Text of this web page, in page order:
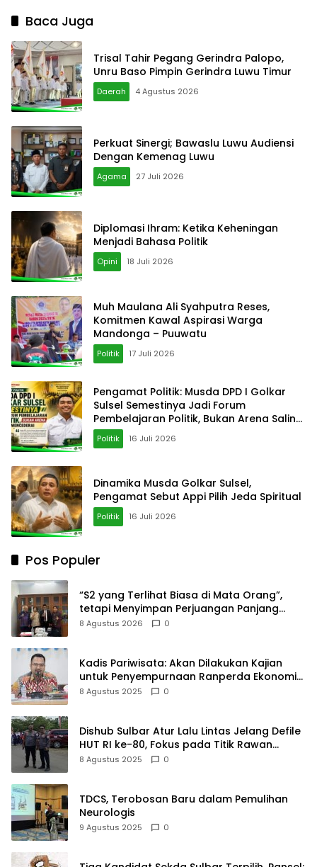
Baca Juga
Trisal Tahir Pegang Gerindra Palopo,
Unru Baso Pimpin Gerindra Luwu Timur
Daerah 4 Agustus 2026
Perkuat Sinergi; Bawaslu Luwu Audiensi
Dengan Kemenag Luwu
Agama 27 Juli 2026
Diplomasi Ihram: Ketika Keheningan
Menjadi Bahasa Politik
Opini 18 Juli 2026
‎Muh Maulana Ali Syahputra Reses,
Komitmen Kawal Aspirasi Warga
Mandonga – Puuwatu
Politik 17 Juli 2026
Pengamat Politik: Musda DPD I Golkar
Sulsel Semestinya Jadi Forum
Pembelajaran Politik, Bukan Arena Saling
Mencederai
Politik 16 Juli 2026
Dinamika Musda Golkar Sulsel,
Pengamat Sebut Appi Pilih Jeda Spiritual
Politik 16 Juli 2026
Pos Populer
“S2 yang Terlihat Biasa di Mata Orang”,
tetapi Menyimpan Perjuangan Panjang
yang Tidak Semua Orang Tahu
8 Agustus 2026 0
Kadis Pariwisata: Akan Dilakukan Kajian
untuk Penyempurnaan Ranperda Ekonomi
Kreatif
8 Agustus 2025 0
Dishub Sulbar Atur Lalu Lintas Jelang Defile
HUT RI ke-80, Fokus pada Titik Rawan
Kemacetan
8 Agustus 2025 0
TDCS, Terobosan Baru dalam Pemulihan
Neurologis
9 Agustus 2025 0